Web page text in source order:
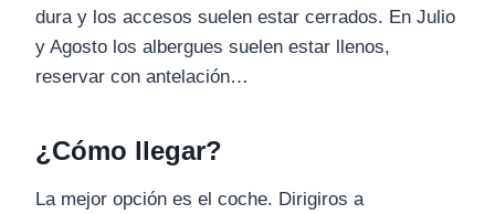
dura y los accesos suelen estar cerrados. En Julio
y Agosto los albergues suelen estar llenos,
reservar con antelación…
¿Cómo llegar?
La mejor opción es el coche. Dirigiros a